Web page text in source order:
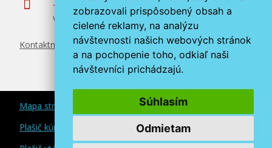
zobrazovali prispôsobený obsah a
cielené reklamy, na analýzu
návštevnosti našich webových stránok
a na pochopenie toho, odkiaľ naši
návštevníci prichádzajú.
Súhlasím
Odmietam
+420 377 222 313
Volajte v pracovné dni od 8. do 17. hod.
Kontaktné údaje
Mapa stránok
Plašič kún a myší